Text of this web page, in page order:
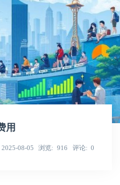
用
2025-08-05 浏览 916 评论 0